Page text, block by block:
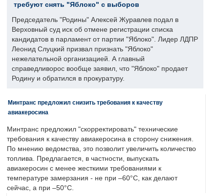
требуют снять "Яблоко" с выборов
Председатель "Родины" Алексей Журавлев подал в
Верховный суд иск об отмене регистрации списка
кандидатов в парламент от партии "Яблоко". Лидер ЛДПР
Леонид Слуцкий призвал признать "Яблоко"
нежелательной организацией. А главный
справедливорос вообще заявил, что "Яблоко" продает
Родину и обратился в прокуратуру.
Минтранс предложил снизить требования к качеству
авиакеросина
Минтранс предложил "скорректировать" технические
требования к качеству авиакеросина в сторону снижения.
По мнению ведомства, это позволит увеличить количество
топлива. Предлагается, в частности, выпускать
авиакеросин с менее жесткими требованиями к
температуре замерзания - не при –60°C, как делают
сейчас, а при –50°C.